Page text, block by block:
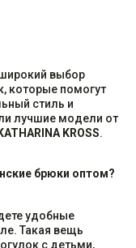
выбор
которые помогут
стиль и
лучшие модели от
KATHARINA KROSS.
брюки оптом?
удобные
Такая вещь
с детьми,